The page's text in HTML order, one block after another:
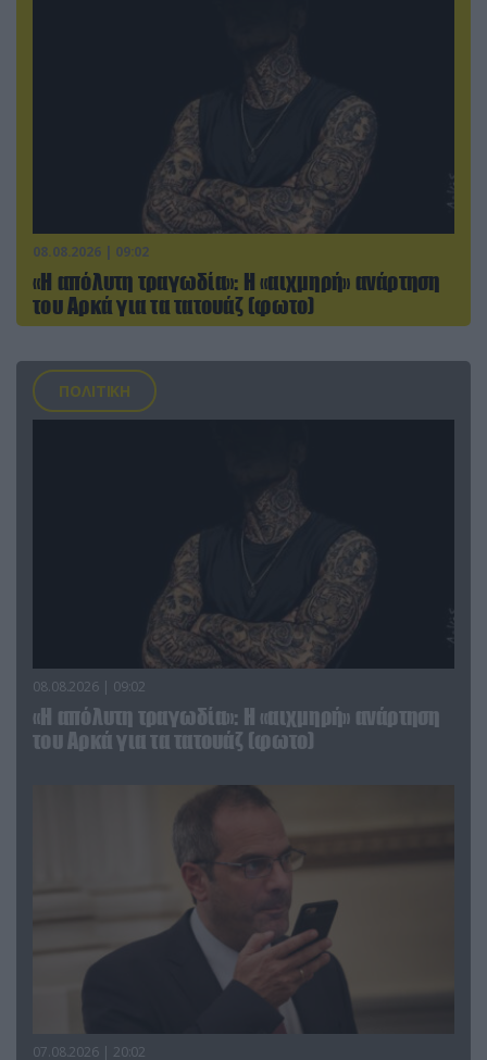
08.08.2026 | 09:02
«Η απόλυτη τραγωδία»: Η «αιχμηρή» ανάρτηση
του Αρκά για τα τατουάζ (φωτο)
ΠΟΛΙΤΙΚΗ
08.08.2026 | 09:02
«Η απόλυτη τραγωδία»: Η «αιχμηρή» ανάρτηση
του Αρκά για τα τατουάζ (φωτο)
07.08.2026 | 20:02